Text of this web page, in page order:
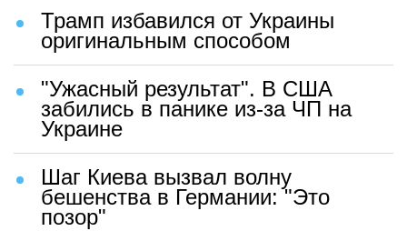
Трамп избавился от Украины
оригинальным способом
"Ужасный результат". В США
забились в панике из-за ЧП на
Украине
Шаг Киева вызвал волну
бешенства в Германии: "Это
позор"